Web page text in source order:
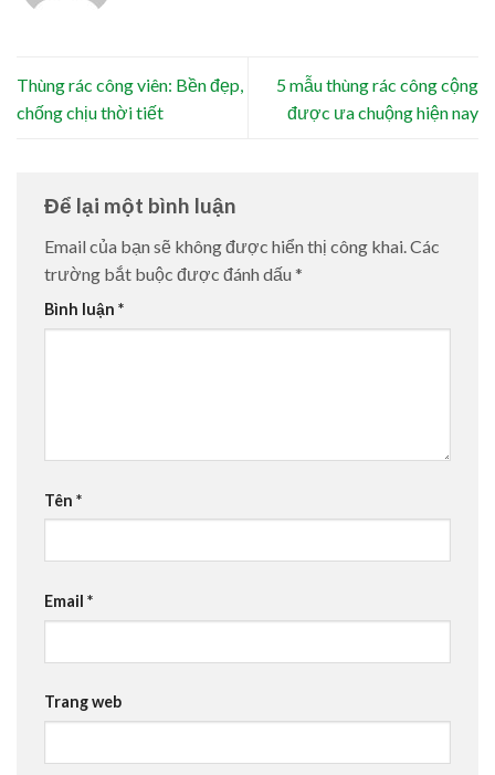
Thùng rác công viên: Bền đẹp,
chống chịu thời tiết
5 mẫu thùng rác công cộng
được ưa chuộng hiện nay
Để lại một bình luận
Email của bạn sẽ không được hiển thị công khai.Các
trường bắt buộc được đánh dấu *
Bình luận *
Tên *
Email *
Trang web